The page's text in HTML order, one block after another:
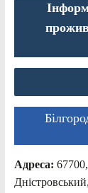
Адреса: